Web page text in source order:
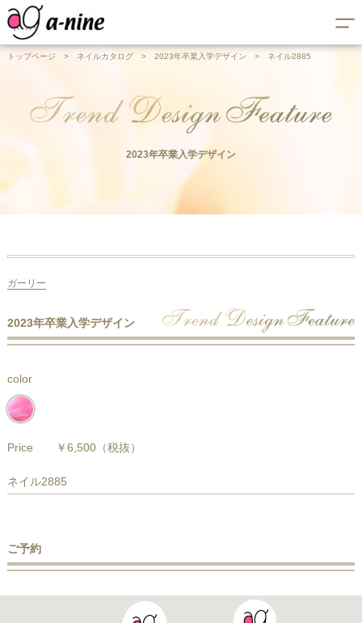
トップページ > ネイルカタログ > 2023年卒業入学デザイン > ネイル2885
2023年卒業入学デザイン
ガーリー
2023年卒業入学デザイン
color
Price ￥6,500（税抜）
ネイル2885
ご予約